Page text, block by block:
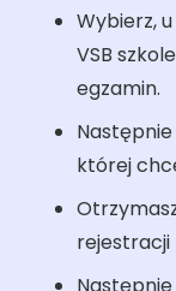
Wybierz,
VSB
egzamin.
której